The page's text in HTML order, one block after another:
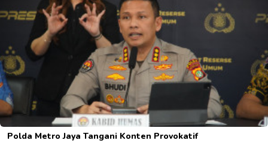
Polda Metro Jaya Tangani Konten Provokatif